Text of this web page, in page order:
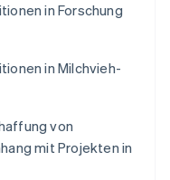
in Forschung
in Milchvieh-
von
mit Projekten in